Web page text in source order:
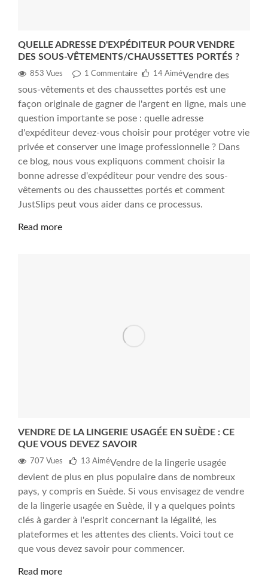
QUELLE ADRESSE D'EXPÉDITEUR POUR VENDRE
DES SOUS-VÊTEMENTS/CHAUSSETTES PORTÉS ?
853 Vues 1 Commentaire 14 AiméVendre des
sous-vêtements et des chaussettes portés est une
façon originale de gagner de l'argent en ligne, mais une
question importante se pose : quelle adresse
d'expéditeur devez-vous choisir pour protéger votre vie
privée et conserver une image professionnelle ? Dans
ce blog, nous vous expliquons comment choisir la
bonne adresse d'expéditeur pour vendre des sous-
vêtements ou des chaussettes portés et comment
JustSlips peut vous aider dans ce processus.
Read more
VENDRE DE LA LINGERIE USAGÉE EN SUÈDE : CE
QUE VOUS DEVEZ SAVOIR
707 Vues 13 AiméVendre de la lingerie usagée
devient de plus en plus populaire dans de nombreux
pays, y compris en Suède. Si vous envisagez de vendre
de la lingerie usagée en Suède, il y a quelques points
clés à garder à l'esprit concernant la légalité, les
plateformes et les attentes des clients. Voici tout ce
que vous devez savoir pour commencer.
Read more